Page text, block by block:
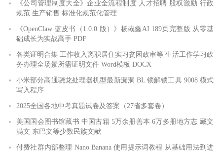
《公司管理制度大全》企业全流程制度 人才招聘 股权激励 行政
规范 生产销售 标准化规范化管理
《OpenClaw 蓝皮书（1.0.0 版）》杨彧鑫AI 189页完整版 从零基
础成长为实战高手 PDF
各类证明合集 工作收入离职居住实习贫困政审等 生活工作学习政
务办理全场景所需证明文件 Word模板 DOCX
小米部分高通骁龙处理器机型最新漏洞 BL 锁解锁工具 9008 模式
写入程序
2025全国各地中考真题试卷及答案（27省多套卷）
美国国会图书馆藏书 中国古籍 5万余册善本 6万多册地方志 藏文
满文 东巴文等少数民族文献
付费社群内部整理 Nano Banana 使用提示词教程 从基础用法到进